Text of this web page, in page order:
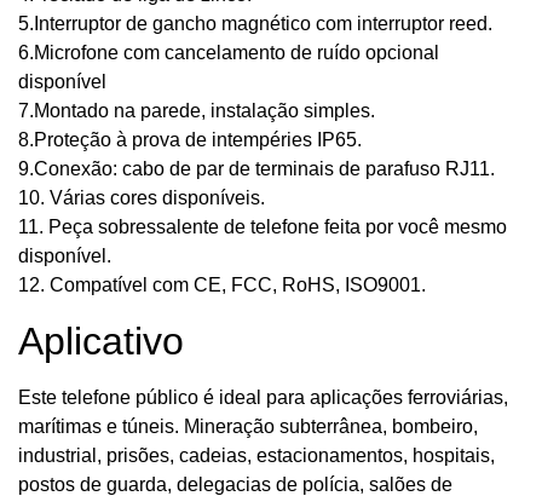
5.Interruptor de gancho magnético com interruptor reed.
6.Microfone com cancelamento de ruído opcional
disponível
7.Montado na parede, instalação simples.
8.Proteção à prova de intempéries IP65.
9.Conexão: cabo de par de terminais de parafuso RJ11.
10. Várias cores disponíveis.
11. Peça sobressalente de telefone feita por você mesmo
disponível.
12. Compatível com CE, FCC, RoHS, ISO9001.
Aplicativo
Este telefone público é ideal para aplicações ferroviárias,
marítimas e túneis. Mineração subterrânea, bombeiro,
industrial, prisões, cadeias, estacionamentos, hospitais,
postos de guarda, delegacias de polícia, salões de